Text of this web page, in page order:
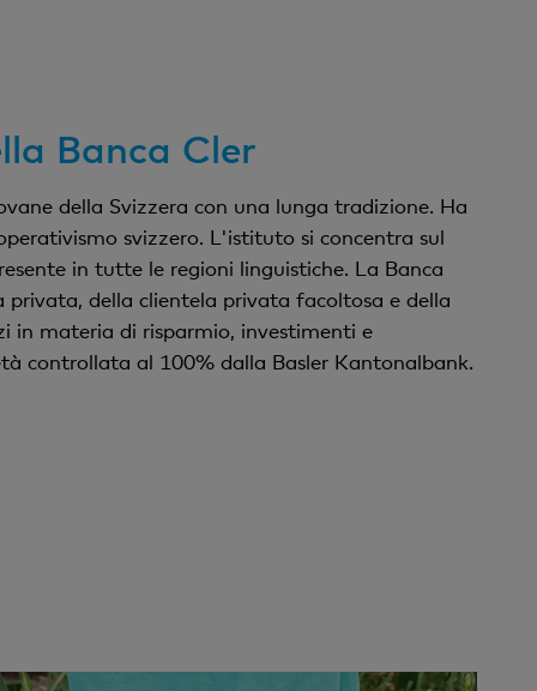
Banca Cler
della Svizzera con una lunga tradizione. Ha
svizzero. L'istituto si concentra sul
in tutte le regioni linguistiche. La Banca
privata, della clientela privata facoltosa e della
in materia di risparmio, investimenti e
controllata al 100% dalla Basler Kantonalbank.